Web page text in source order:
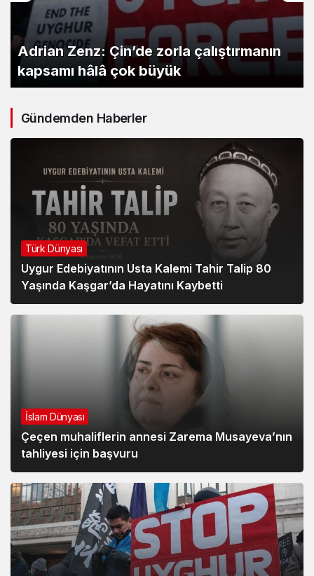
İstanbul’un göbeğinde Çin tuzağı: Uygur
kardeşlerimizin dikkatine!
Gündemden Haberler
Türk Dünyası
Uygur Edebiyatının Usta Kalemi Tahir Talip 80
Yaşında Kaşgar’da Hayatını Kaybetti
İslam Dünyası
Çeçen muhaliflerin annesi Zarema Musayeva’nın
tahliyesi için başvuru